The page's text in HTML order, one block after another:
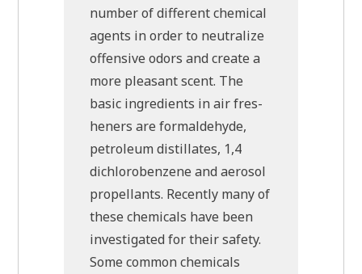
num­ber of dif­fe­rent che­mical
agents in order to neu­tra­li­ze
offen­si­ve odors and crea­te a
more plea­sant scent. The
basic ingre­di­ents in air fres­
he­ners are form­alde­hyde,
petro­le­um distil­la­tes, 1,4
dichlo­r­oben­zene and aero­sol
pro­pel­lants. Recent­ly many of
the­se che­micals have been
inve­sti­ga­ted for their safe­ty.
Some com­mon che­micals